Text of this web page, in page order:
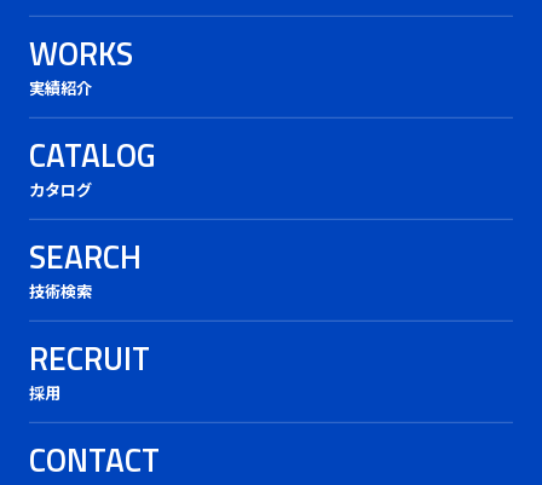
WORKS
実績紹介
CATALOG
カタログ
SEARCH
技術検索
RECRUIT
採用
CONTACT